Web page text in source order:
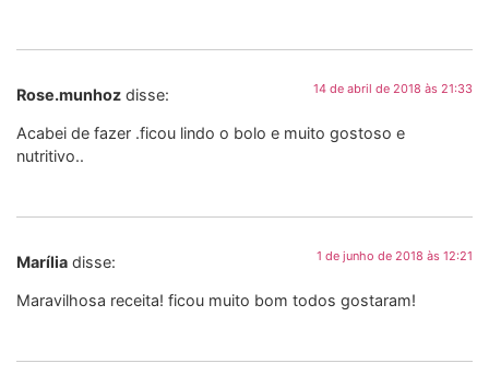
Rose.munhoz disse: 14 de abril de 2018 às 21:33
Acabei de fazer .ficou lindo o bolo e muito gostoso e
nutritivo..
Marília disse: 1 de junho de 2018 às 12:21
Maravilhosa receita! ficou muito bom todos gostaram!